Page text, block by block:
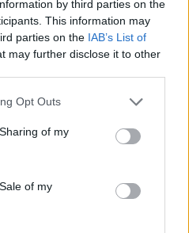
by third parties on the
This information may
parties on the IAB’s List of
may further disclose it to other
app uses one or more Google
behaviour. You may click to
and its third-party tags to
purposes in below Google
Opt Outs
of my
of my